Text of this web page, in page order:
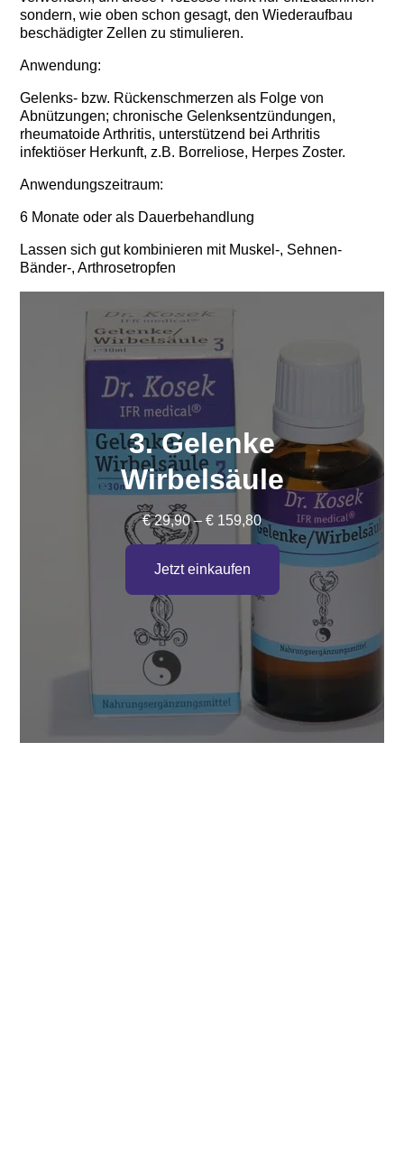
sondern, wie oben schon gesagt, den Wiederaufbau
beschädigter Zellen zu stimulieren.
Anwendung:
Gelenks- bzw. Rückenschmerzen als Folge von
Abnützungen; chronische Gelenksentzündungen,
rheumatoide Arthritis, unterstützend bei Arthritis
infektiöser Herkunft, z.B. Borreliose, Herpes Zoster.
Anwendungszeitraum:
6 Monate oder als Dauerbehandlung
Lassen sich gut kombinieren mit Muskel-, Sehnen-
Bänder-, Arthrosetropfen
3. Gelenke
Wirbelsäule
€29,90 – € 159,80Preisspanne:
€ 29,90
€ 159,80
Jetzt einkaufen